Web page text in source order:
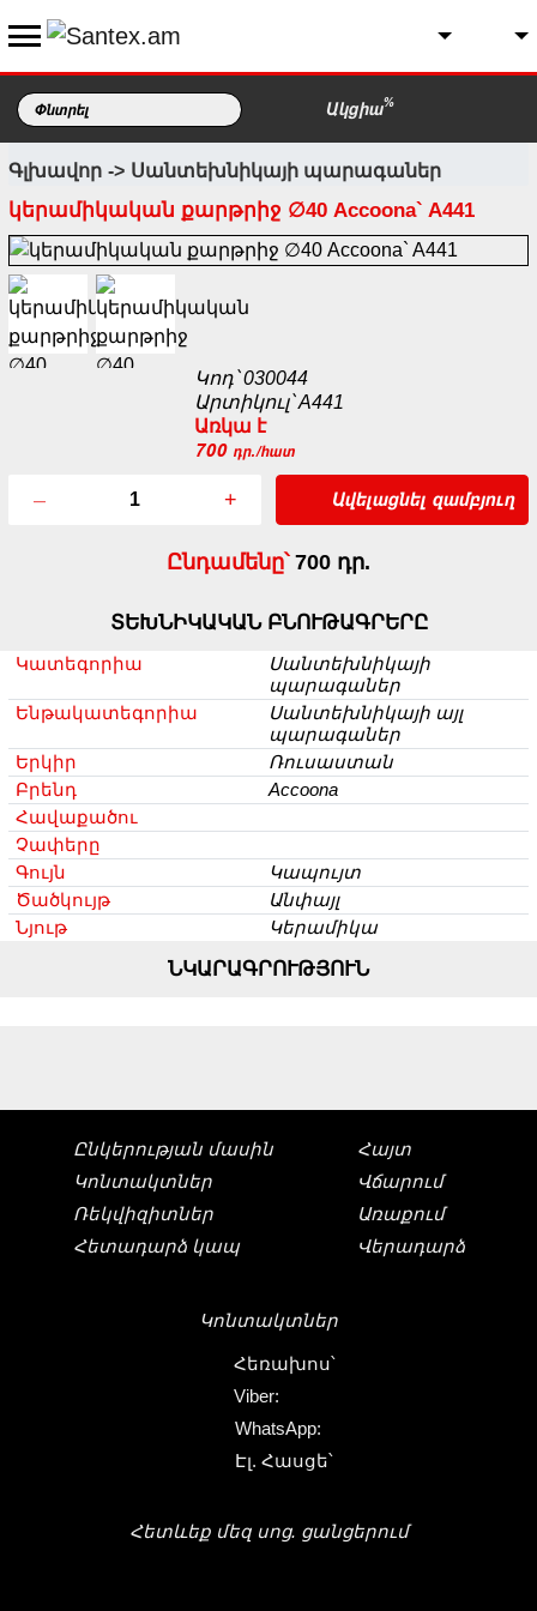
Ակցիա%
Գլխավոր Սանտեխնիկայի պարագաներ
կերամիկական քարթրիջ ∅40 Accoona` A441
Կոդ՝ 030044
Արտիկուլ՝ A441
Առկա է
700 դր./հատ
– + Ավելացնել զամբյուղ
Ընդամենը՝700 դր.
ՏԵԽՆԻԿԱԿԱՆ ԲՆՈՒԹԱԳՐԵՐԸ
Կատեգորիա
Սանտեխնիկայի
պարագաներ
Ենթակատեգորիա
Սանտեխնիկայի այլ
պարագաներ
Երկիր
Ռուսաստան
Բրենդ
Accoona
Հավաքածու
Չափերը
Գույն
Կապույտ
Ծածկույթ
Անփայլ
Նյութ
Կերամիկա
ՆԿԱՐԱԳՐՈՒԹՅՈՒՆ
Ընկերության մասին
Կոնտակտներ
Ռեկվիզիտներ
Հետադարձ կապ
Հայտ
Վճարում
Առաքում
Վերադարձ
Կոնտակտներ
Հեռախոս՝
Viber:
WhatsApp:
Էլ. Հասցե՝
Հետևեք մեզ սոց. ցանցերում